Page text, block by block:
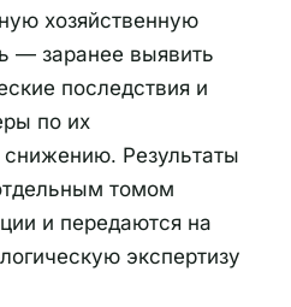
хозяйственную
— заранее выявить
последствия и
по их
Результаты
томом
и передаются на
экспертизу